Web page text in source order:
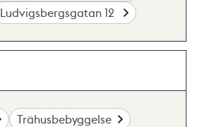
Ludvigsbergsgatan 12
Trähusbebyggelse